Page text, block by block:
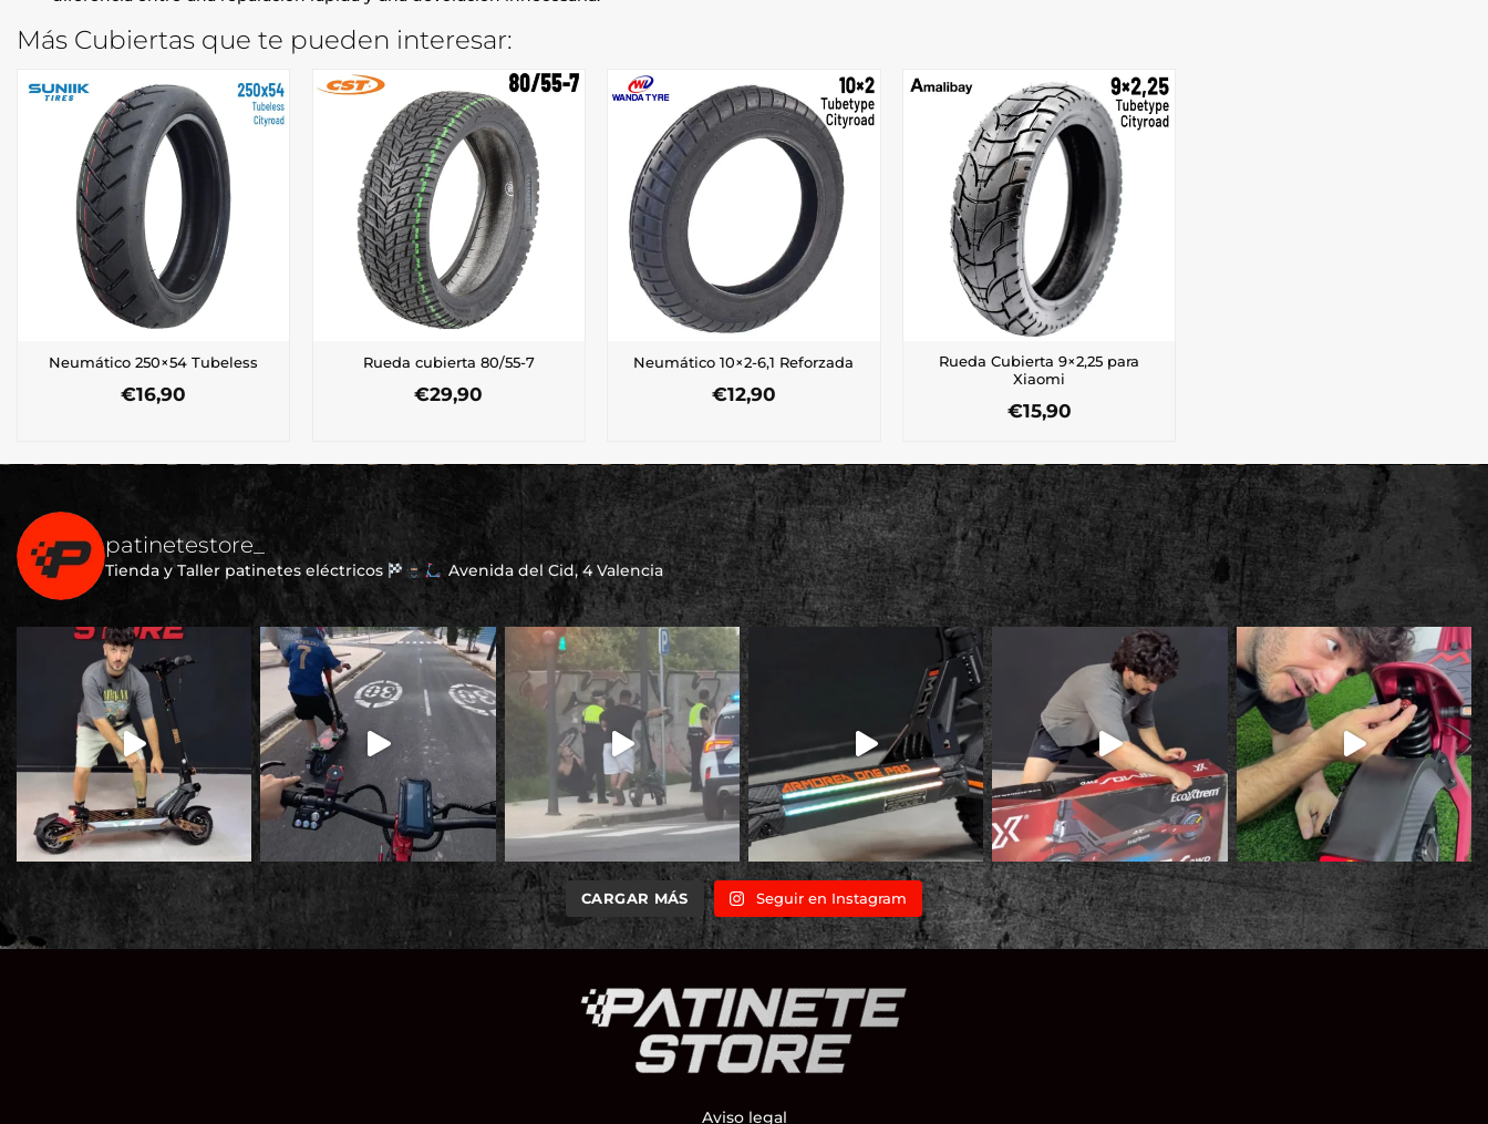
Más Cubiertas que te pueden interesar:
Neumático 250×54 Tubeless
€16,90
Rueda cubierta 80/55-7
€29,90
Neumático 10×2-6,1 Reforzada
€12,90
Rueda Cubierta 9×2,25 para
Xiaomi
€15,90
patinetestore_
Tienda y Taller patinetes eléctricos Avenida del Cid, 4 Valencia
CARGAR MÁS Seguir en Instagram
Aviso legal